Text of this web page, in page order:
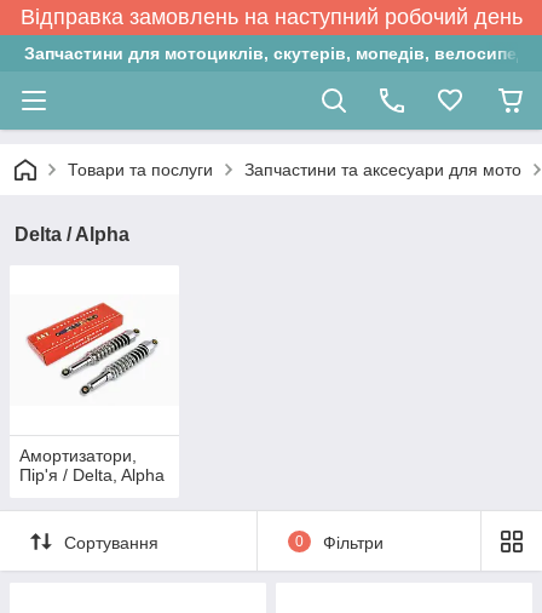
Відправка замовлень на наступний робочий день
Запчастини для мотоциклів, скутерів, мопедів,
Товари та послуги Запчастини та аксесуари для мото
Delta / Alpha
Амортизатори,
Пір'я / Delta, Alpha
Сортування 0 Фільтри